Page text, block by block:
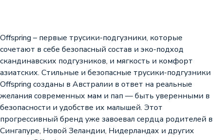
Offspring – первые трусики-подгузники, которые
сочетают в себе безопасный состав и эко-подход
скандинавских подгузников, и мягкость и комфорт
азиатских. Стильные и безопасные трусики-подгузники
Offspring созданы в Австралии в ответ на реальные
желания современных мам и пап — быть уверенными в
безопасности и удобстве их малышей. Этот
прогрессивный бренд уже завоевал сердца родителей в
Сингапуре, Новой Зеландии, Нидерландах и других